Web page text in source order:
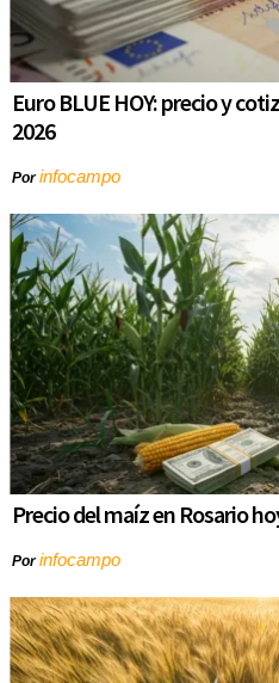
Euro BLUE HOY: precio y
2026
Porinfocampo
Precio del maíz en Rosario
Porinfocampo